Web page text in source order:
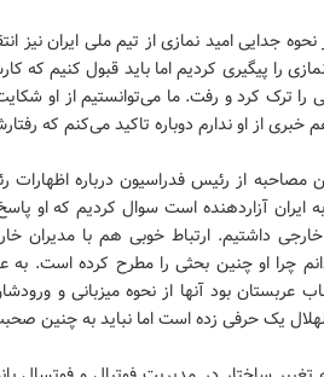
نحوه جدایی امید نمازی از تیم ملی ایران نیز
را پیگیری کردیم اما باید قبول کنیم که
را ترک کرد و رفت. ما می‌توانستیم از او
خبری از او ندارم دوباره تاکید می‌کنم که
مصاحبه از رئیس فدراسیون درباره اظهارات
آزاردهنده است سوال کردیم که او
داشتیم. ارتباط خوبی هم با مدیران
چرا او چنین بحثی را مطرح کرده است. به
عربستان بود آنها از نحوه میزبانی و
یک حرفی زده است اما نباید به چنین